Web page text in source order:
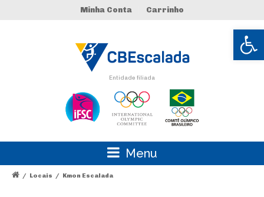
Abrir
Minha Conta Carrinho
Entidade filiada
Menu
/ Locais / Kmon Escalada